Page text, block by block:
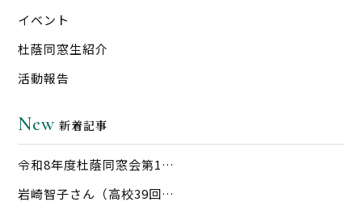
イベント
杜蔭同窓生紹介
活動報告
New 新着記事
令和8年度杜蔭同窓会第1…
岩崎智子さん（高校39回…